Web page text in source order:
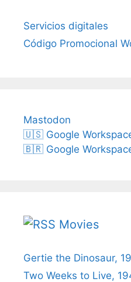
Servicios digitales
Código Promocional
Mastodon
🇺🇸 Google
🇧🇷 Google
Movies
Gertie the Dinosaur,
Two Weeks to Live,